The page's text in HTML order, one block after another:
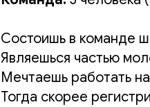
Состоишь в команде
Являешься частью
Мечтаешь работать
Тогда скорее